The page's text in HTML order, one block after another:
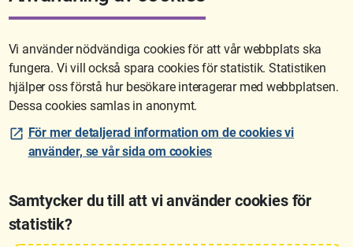
Sidan uppdaterades senast: 2026-06-10 12:58
Vi använder nödvändiga cookies för att vår webbplats ska
fungera. Vi vill också spara cookies för statistik. Statistiken
hjälper oss förstå hur besökare interagerar med webbplatsen.
Dessa cookies samlas in anonymt.
För mer detaljerad information om de cookies vi
använder, se vår sida om cookies
Samtycker du till att vi använder cookies för
statistik?
Lantmäteriet är den myndighet som kartlägger Sverige. Till våra